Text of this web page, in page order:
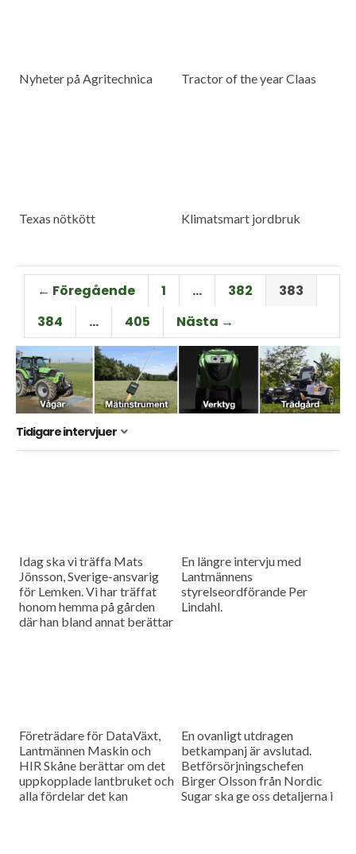
Nyheter på Agritechnica Tractor of the year Claas
Texas nötkött Klimatsmart jordbruk
← Föregående 1 … 382
383
384
… 405 Nästa →
Tidigare intervjuer
Idag ska vi träffa Mats
Jönsson, Sverige-ansvarig
för Lemken. Vi har träffat
honom hemma på gården
där han bland annat berättar
En längre intervju med
Lantmännens
styrelseordförande Per
Lindahl.
Företrädare för DataVäxt,
Lantmännen Maskin och
HIR Skåne berättar om det
uppkopplade lantbruket och
alla fördelar det kan
En ovanligt utdragen
betkampanj är avslutad.
Betförsörjningschefen
Birger Olsson från Nordic
Sugar ska ge oss detaljerna i